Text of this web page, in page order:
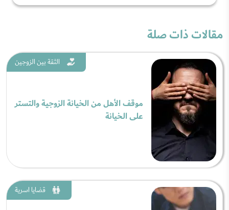
مقالات ذات صلة
الثقة بين الزوجين
موقف الأهل من الخيانة الزوجية والتستر
على الخيانة
قضايا اسرية